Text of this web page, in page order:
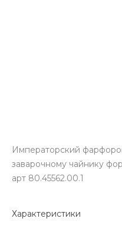
Императорский
заварочному чайнику
арт 80.45562.00.1
Характеристики